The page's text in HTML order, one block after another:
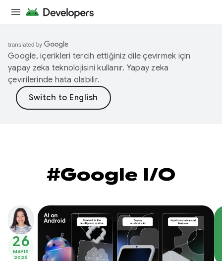
Google, içerikleri tercih ettiğiniz dile çevirmek için
yapay zeka teknolojisini kullanır. Yapay zeka
çevirilerinde hata olabilir.
#Google I/O
26
MAYIS
2026